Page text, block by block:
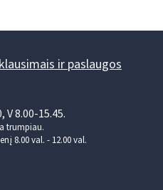
ir paslaugos
V 8.00-15.45.
trumpiau.
8.00 val. - 12.00 val.